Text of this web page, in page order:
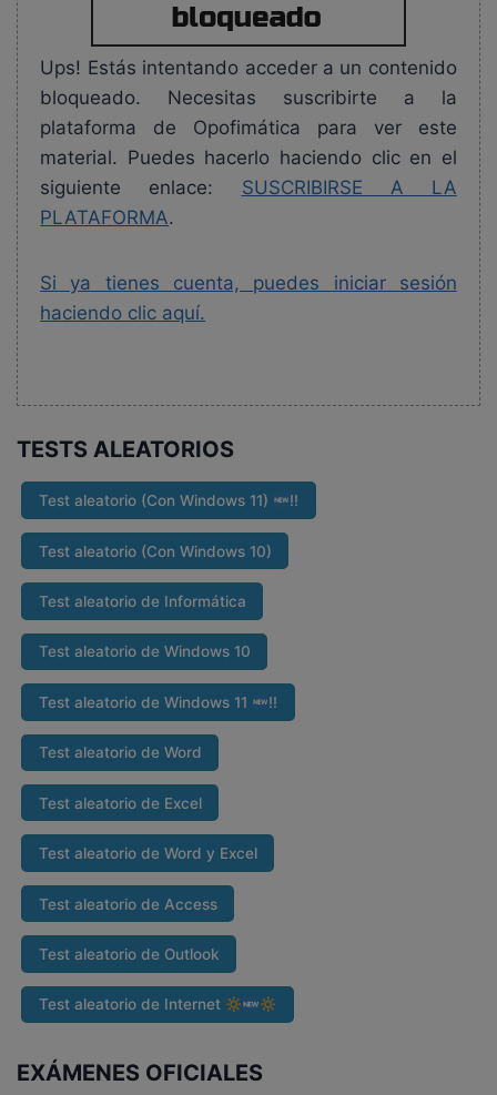
Ups! Estás intentando acceder a un contenido
bloqueado. Necesitas suscribirte a la
plataforma de Opofimática para ver este
material. Puedes hacerlo haciendo clic en el
siguiente enlace: SUSCRIBIRSE A LA
PLATAFORMA.
Si ya tienes cuenta, puedes iniciar sesión
haciendo clic aquí.
TESTS ALEATORIOS
Test aleatorio (Con Windows 11) ‼
Test aleatorio (Con Windows 10)
Test aleatorio de Informática
Test aleatorio de Windows 10
Test aleatorio de Windows 11 ‼
Test aleatorio de Word
Test aleatorio de Excel
Test aleatorio de Word y Excel
Test aleatorio de Access
Test aleatorio de Outlook
Test aleatorio de Internet
EXÁMENES OFICIALES